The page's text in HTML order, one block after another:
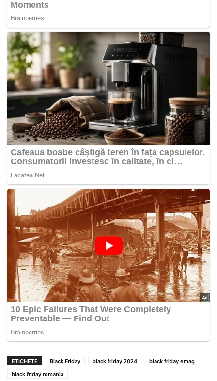
ETICHETE Black Friday black friday 2024
black friday emag
black friday romania